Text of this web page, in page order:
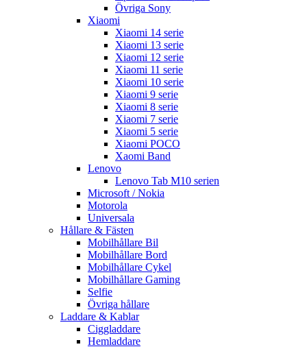
Övriga Sony
Xiaomi
Xiaomi 14 serie
Xiaomi 13 serie
Xiaomi 12 serie
Xiaomi 11 serie
Xiaomi 10 serie
Xiaomi 9 serie
Xiaomi 8 serie
Xiaomi 7 serie
Xiaomi 5 serie
Xiaomi POCO
Xaomi Band
Lenovo
Lenovo Tab M10 serien
Microsoft / Nokia
Motorola
Universala
Hållare & Fästen
Mobilhållare Bil
Mobilhållare Bord
Mobilhållare Cykel
Mobilhållare Gaming
Selfie
Övriga hållare
Laddare & Kablar
Ciggladdare
Hemladdare